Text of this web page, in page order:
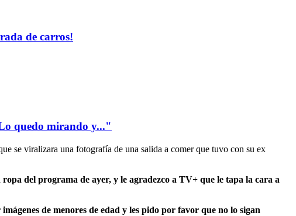
de carros!
quedo mirando y..."
se viralizara una fotografía de una salida a comer que tuvo con su ex
del programa de ayer, y le agradezco a TV+ que le tapa la cara a
de menores de edad y les pido por favor que no lo sigan